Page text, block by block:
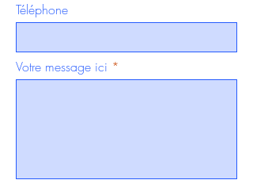
Téléphone
Votre message ici